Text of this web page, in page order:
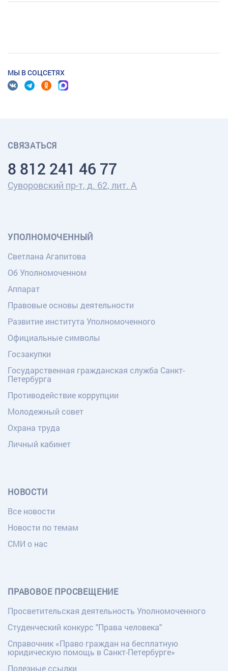
МЫ В СОЦСЕТЯХ
СВЯЗАТЬСЯ
8 812 241 46 77
Суворовский пр-т, д. 62, лит. А
УПОЛНОМОЧЕННЫЙ
Светлана Агапитова
Об Уполномоченном
Аппарат
Правовые основы деятельности
Развитие института Уполномоченного
Официальные символы
Госзакупки
Государственная гражданская служба Санкт-
Петербурга
Противодействие коррупции
Молодежный совет
Охрана труда
Личный кабинет
НОВОСТИ
Все новости
Новости по темам
СМИ о нас
ПРАВОВОЕ ПРОСВЕЩЕНИЕ
Просветительская деятельность Уполномоченного
Студенческий конкурс "Права человека"
Справочник «Право граждан на бесплатную
юридическую помощь в Санкт-Петербурге»
Полезные ссылки